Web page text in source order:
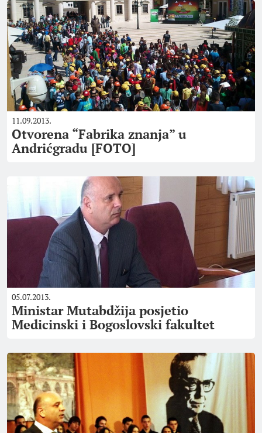
11.09.2013.
Otvorena “Fabrika znanja” u
Andrićgradu [FOTO]
05.07.2013.
Ministar Mutabdžija posjetio
Medicinski i Bogoslovski fakultet